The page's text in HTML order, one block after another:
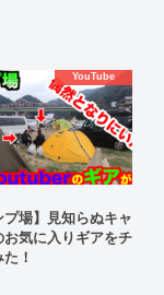
YouTube
プ場】見知らぬキャ
お気に入りギアをチ
！